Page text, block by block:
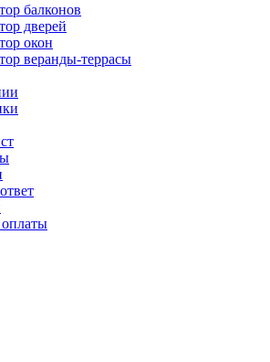
балконов
дверей
окон
веранды-террасы